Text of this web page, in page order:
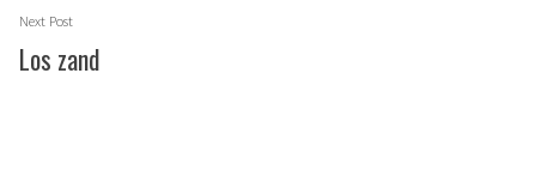
Next PostNext
post:
Los zand